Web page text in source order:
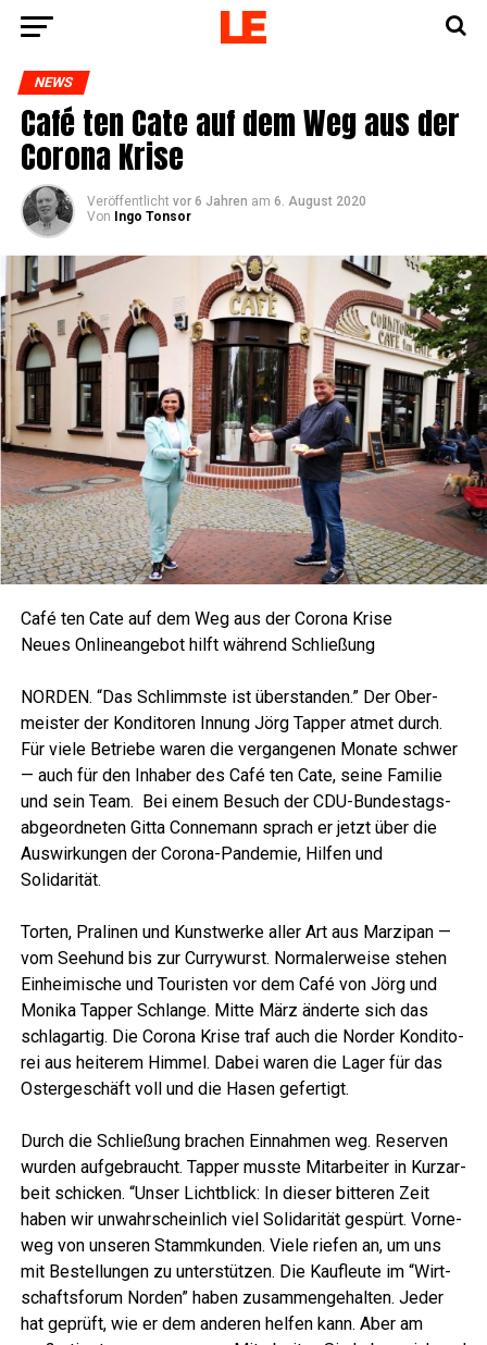
NEWS
Café ten Cate auf dem Weg aus der
Coro­na Krise
Veröffentlicht vor 6 Jahren am 6. August 2020
Von
Ingo Tonsor
Café ten Cate auf dem Weg aus der Coro­na Krise
Neu­es Online­an­ge­bot hilft wäh­rend Schließung
NORDEN. “Das Schlimms­te ist über­stan­den.” Der Ober­
meis­ter der Kon­di­to­ren Innung Jörg Tap­per atmet durch.
Für vie­le Betrie­be waren die ver­gan­ge­nen Mona­te schwer
— auch für den Inha­ber des Café ten Cate, sei­ne Fami­lie
und sein Team. Bei einem Besuch der CDU-Bun­des­tags­
ab­ge­ord­ne­ten Git­ta Con­ne­mann sprach er jetzt über die
Aus­wir­kun­gen der Coro­na-Pan­de­mie, Hil­fen und
Solidarität.
Tor­ten, Pra­li­nen und Kunst­wer­ke aller Art aus Mar­zi­pan —
vom See­hund bis zur Cur­ry­wurst. Nor­ma­ler­wei­se ste­hen
Ein­hei­mi­sche und Tou­ris­ten vor dem Café von Jörg und
Moni­ka Tap­per Schlan­ge. Mit­te März änder­te sich das
schlag­ar­tig. Die Coro­na Kri­se traf auch die Nor­der Kon­di­to­
rei aus hei­te­rem Him­mel. Dabei waren die Lager für das
Oster­ge­schäft voll und die Hasen gefertigt.
Durch die Schlie­ßung bra­chen Ein­nah­men weg. Reser­ven
wur­den auf­ge­braucht. Tap­per muss­te Mit­ar­bei­ter in Kurz­ar­
beit schi­cken. “Unser Licht­blick: In die­ser bit­te­ren Zeit
haben wir unwahr­schein­lich viel Soli­da­ri­tät gespürt. Vor­ne­
weg von unse­ren Stamm­kun­den. Vie­le rie­fen an, um uns
mit Bestel­lun­gen zu unter­stüt­zen. Die Kauf­leu­te im “Wirt­
schafts­fo­rum Nor­den” haben zusam­men­ge­hal­ten. Jeder
hat geprüft, wie er dem ande­ren hel­fen kann. Aber am